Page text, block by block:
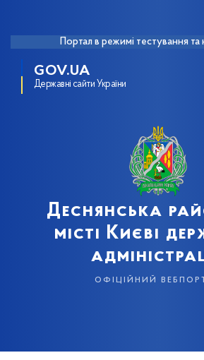
Портал в режимі тестування та
GOV.UA
Державні сайти України
Деснянська
місті Києві
офіційний